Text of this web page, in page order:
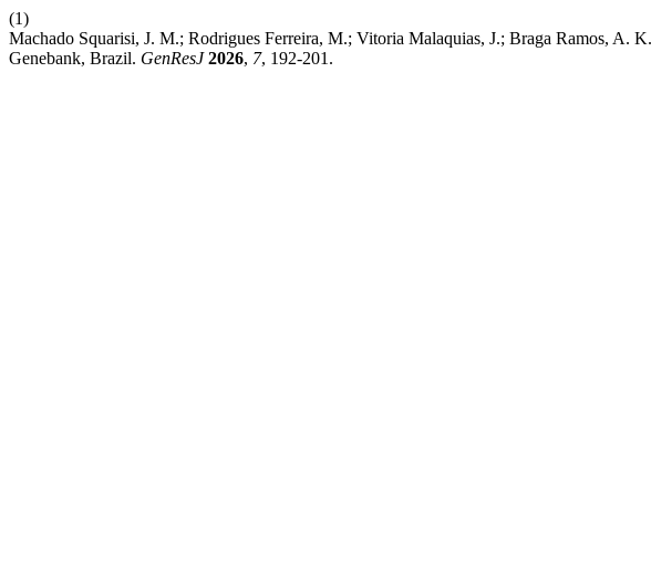
(1)
Machado Squarisi, J. M.; Rodrigues Ferreira, M.; Vitoria Malaquias, J.; Braga Ramos, A.
Genebank, Brazil. GenResJ 2026, 7, 192-201.